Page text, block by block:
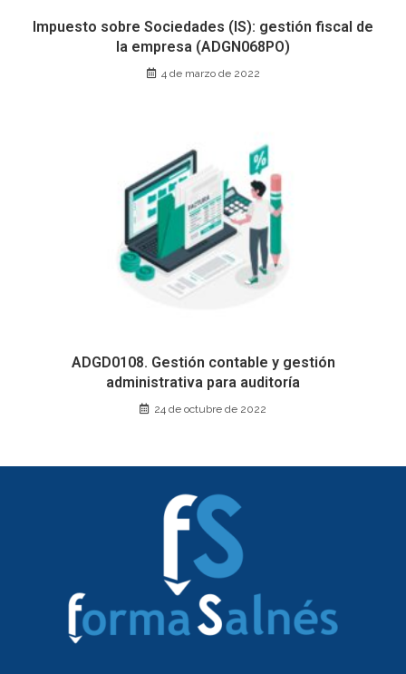
Impuesto sobre Sociedades (IS): gestión fiscal de
la empresa (ADGN068PO)
4 de marzo de 2022
ADGD0108. Gestión contable y gestión
administrativa para auditoría
24 de octubre de 2022